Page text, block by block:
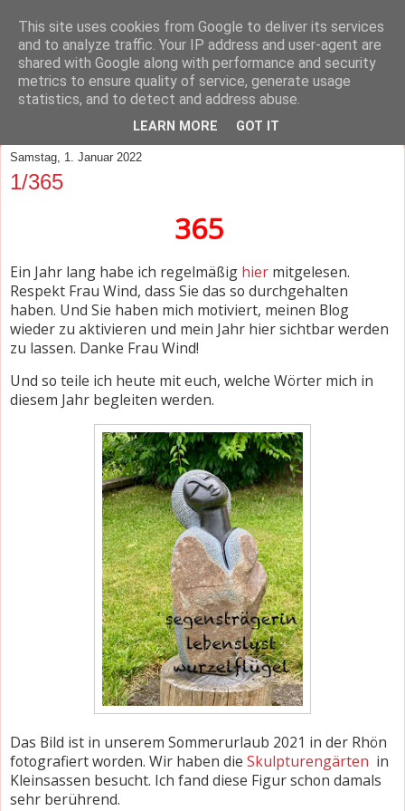
Mit Seele und Leib
Weil ich meinen Blick auf das Gute in meinem Leben lenken
will!
Samstag, 1. Januar 2022
1/365
365
Ein Jahr lang habe ich regelmäßig hier mitgelesen.
Respekt Frau Wind, dass Sie das so durchgehalten
haben. Und Sie haben mich motiviert, meinen Blog
wieder zu aktivieren und mein Jahr hier sichtbar werden
zu lassen. Danke Frau Wind!
Und so teile ich heute mit euch, welche Wörter mich in
diesem Jahr begleiten werden.
Das Bild ist in unserem Sommerurlaub 2021 in der Rhön
fotografiert worden. Wir haben die Skulpturengärten in
Kleinsassen besucht. Ich fand diese Figur schon damals
sehr berührend.
This site uses cookies from Google to deliver its services
and to analyze traffic. Your IP address and user-agent are
shared with Google along with performance and security
metrics to ensure quality of service, generate usage
statistics, and to detect and address abuse.
LEARN MORE GOT IT